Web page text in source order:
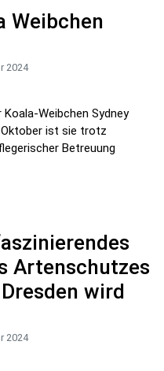
Weibchen
2024
Weibchen Sydney
ist sie trotz
Betreuung
Artenschutzes
wird
2024